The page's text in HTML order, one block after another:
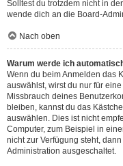
Solltest du trotzdem nicht in
wende dich an die Board-
Nach oben
Warum werde ich
Wenn du beim Anmelden das
auswählst, wirst du nur für
Missbrauch deines
bleiben, kannst du das
auswählen. Dies ist nicht
Computer, zum Beispiel in
nicht zur Verfügung steht,
Administration ausgeschaltet.